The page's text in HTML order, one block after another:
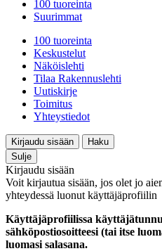
100 tuoreinta
Suurimmat
100 tuoreinta
Keskustelut
Näköislehti
Tilaa Rakennuslehti
Uutiskirje
Toimitus
Yhteystiedot
Kirjaudu sisään
Haku
Sulje
Kirjaudu sisään
Voit kirjautua sisään, jos olet jo
yhteydessä luonut käyttäjäprofiilin
Käyttäjäprofiilissa
sähköpostiosoitteesi (tai itse
luomasi salasana.